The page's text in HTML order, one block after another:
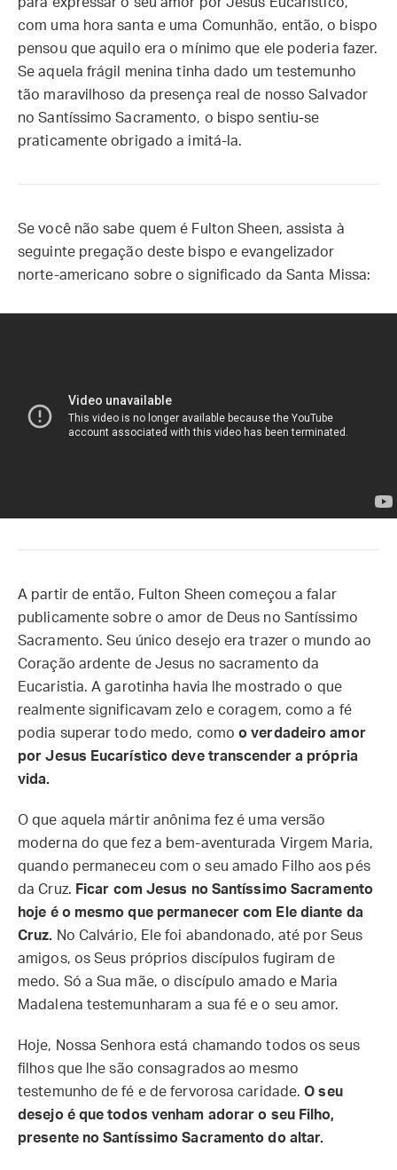
com uma hora santa e uma Comunhão, então, o bispo
pensou que aquilo era o mínimo que ele poderia fazer.
Se aquela frágil menina tinha dado um testemunho
tão maravilhoso da presença real de nosso Salvador
no Santíssimo Sacramento, o bispo sentiu-se
praticamente obrigado a imitá-la.
Se você não sabe quem é Fulton Sheen, assista à
seguinte pregação deste bispo e evangelizador
norte-americano sobre o significado da Santa Missa:
A partir de então, Fulton Sheen começou a falar
publicamente sobre o amor de Deus no Santíssimo
Sacramento. Seu único desejo era trazer o mundo ao
Coração ardente de Jesus no sacramento da
Eucaristia. A garotinha havia lhe mostrado o que
realmente significavam zelo e coragem, como a fé
podia superar todo medo, comoo verdadeiro amor
por Jesus Eucarístico deve transcender a própria
vida.
O que aquela mártir anônima fez é uma versão
moderna do que fez a bem-aventurada Virgem Maria,
quando permaneceu com o seu amado Filho aos pés
da Cruz. Ficar com Jesus no Santíssimo Sacramento
hoje é o mesmo que permanecer com Ele diante da
Cruz. No Calvário, Ele foi abandonado, até por Seus
amigos, os Seus próprios discípulos fugiram de
medo. Só a Sua mãe, o discípulo amado e Maria
Madalena testemunharam a sua fé e o seu amor.
Hoje, Nossa Senhora está chamando todos os seus
filhos que lhe são consagrados ao mesmo
testemunho de fé e de fervorosa caridade.O seu
desejo é que todos venham adorar o seu Filho,
presente no Santíssimo Sacramento do altar.